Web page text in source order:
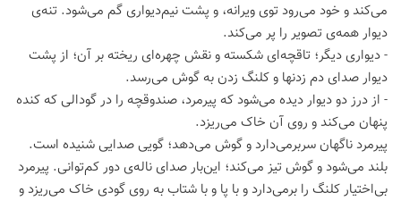
می‌کند و خود می‌رود توی ویرانه، و پشت نیم‌دیواری گم می‌شود. تنه‌ی
دیوار همه‌ی تصویر را پر می‌کند.
- دیواری دیگر؛ تاقچه‌ای شکسته و نقش چهره‌ای ریخته بر آن؛ از پشت
دیوار صدای دم زدنها و کلنگ زدن به گوش می‌رسد.
- از درز دو دیوار دیده می‌شود که پیرمرد، صندوقچه را در گودالی که کنده
پنهان می‌کند و روی آن خاک می‌ریزد.
پیرمرد ناگهان سربرمی‌دارد و گوش می‌دهد؛ گویی صدایی شنیده است.
بلند می‌شود و گوش تیز می‌کند؛ این‌بار صدای ناله‌ی دور کم‌توانی. پیرمرد
بی‌اختیار کلنگ را برمی‌دارد و با پا و با شتاب به روی گودی خاک می‌ریزد و